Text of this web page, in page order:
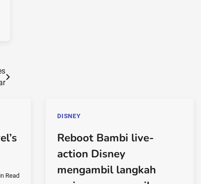
Read
DISNEY
Reboot Bambi live-
action Disney
mengambil langkah